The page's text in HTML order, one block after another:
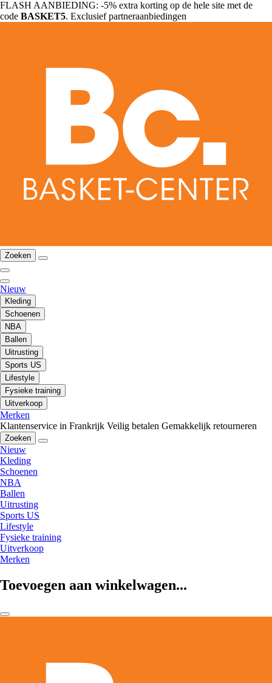
FLASH AANBIEDING: -5% extra korting op de hele site met de
code BASKET5. Exclusief partneraanbiedingen
Zoeken
Nieuw
Kleding
Schoenen
NBA
Ballen
Uitrusting
Sports US
Lifestyle
Fysieke training
Uitverkoop
Merken
Klantenservice in Frankrijk Veilig betalen Gemakkelijk retourneren
Zoeken
Nieuw
Kleding
Schoenen
NBA
Ballen
Uitrusting
Sports US
Lifestyle
Fysieke training
Uitverkoop
Merken
Toevoegen aan winkelwagen...